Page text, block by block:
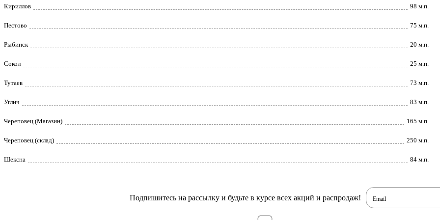
Кириллов 98 м.п.
Пестово 75 м.п.
Рыбинск 20 м.п.
Сокол 25 м.п.
Тутаев 73 м.п.
Углич 83 м.п.
Череповец (Магазин) 165 м.п.
Череповец (склад) 250 м.п.
Шексна 84 м.п.
Подпишитесь на рассылку и будьте в курсе всех акций и распродаж! Email